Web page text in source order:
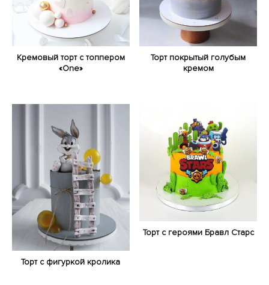
Кремовый торт с топпером
«One»
Торт покрытый голубым
кремом
Торт с фигуркой кролика
Торт с героями Бравл Старс